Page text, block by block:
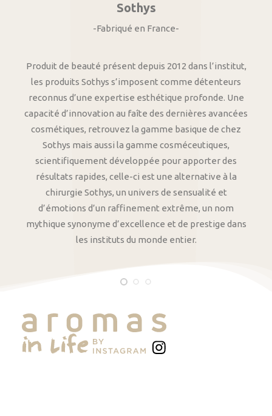
Sothys
-Fabriqué en France-
Produit de beauté présent depuis 2012 dans l’institut,
les produits Sothys s’imposent comme détenteurs
reconnus d’une expertise esthétique profonde. Une
capacité d’innovation au faîte des dernières avancées
cosmétiques, retrouvez la gamme basique de chez
Sothys mais aussi la gamme cosméceutiques,
scientifiquement développée pour apporter des
résultats rapides, celle-ci est une alternative à la
chirurgie Sothys, un univers de sensualité et
d’émotions d’un raffinement extrême, un nom
mythique synonyme d’excellence et de prestige dans
les instituts du monde entier.